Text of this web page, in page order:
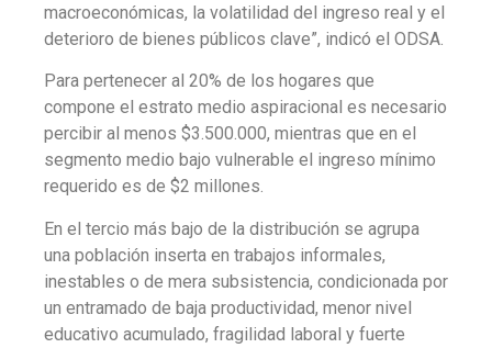
macroeconómicas, la volatilidad del ingreso real y el
deterioro de bienes públicos clave”, indicó el ODSA.
Para pertenecer al 20% de los hogares que
compone el estrato medio aspiracional es necesario
percibir al menos $3.500.000, mientras que en el
segmento medio bajo vulnerable el ingreso mínimo
requerido es de $2 millones.
En el tercio más bajo de la distribución se agrupa
una población inserta en trabajos informales,
inestables o de mera subsistencia, condicionada por
un entramado de baja productividad, menor nivel
educativo acumulado, fragilidad laboral y fuerte